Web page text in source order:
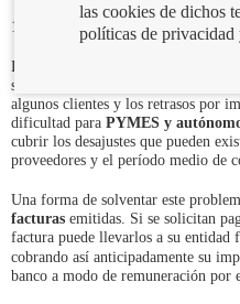
17/01/2023
La gestión de la liquidez en
supervivencia. El alargamiento de
algunos clientes y los retrasos por
dificultad para PYMES y
cubrir los desajustes que pueden
proveedores y el período medio de
Una forma de solventar este
facturas emitidas. Si se solicitan
factura puede llevarlos a su entidad
cobrando así anticipadamente su
banco a modo de remuneración por
las cookies de dichos
políticas de privacidad